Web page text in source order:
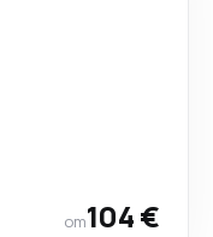
от104 €